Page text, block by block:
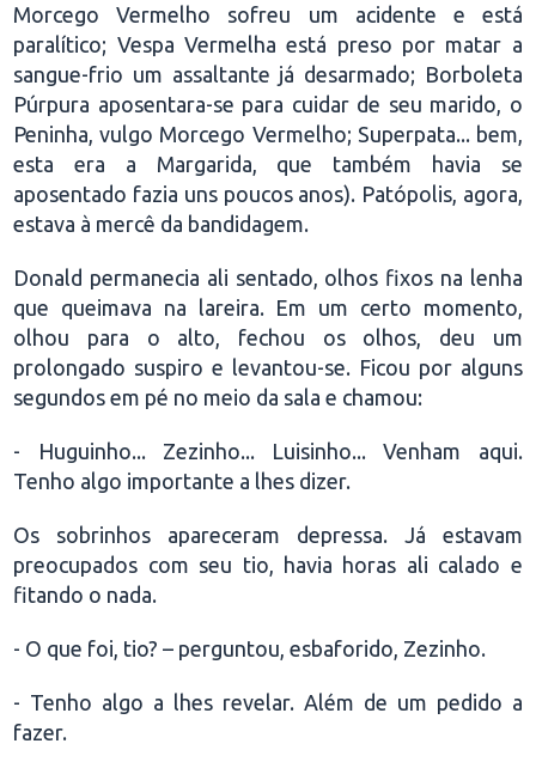
Morcego Vermelho sofreu um acidente e está
paralítico; Vespa Vermelha está preso por matar a
sangue-frio um assaltante já desarmado; Borboleta
Púrpura aposentara-se para cuidar de seu marido, o
Peninha, vulgo Morcego Vermelho; Superpata... bem,
esta era a Margarida, que também havia se
aposentado fazia uns poucos anos). Patópolis, agora,
estava à mercê da bandidagem.
Donald permanecia ali sentado, olhos fixos na lenha
que queimava na lareira. Em um certo momento,
olhou para o alto, fechou os olhos, deu um
prolongado suspiro e levantou-se. Ficou por alguns
segundos em pé no meio da sala e chamou:
- Huguinho... Zezinho... Luisinho... Venham aqui.
Tenho algo importante a lhes dizer.
Os sobrinhos apareceram depressa. Já estavam
preocupados com seu tio, havia horas ali calado e
fitando o nada.
- O que foi, tio? – perguntou, esbaforido, Zezinho.
- Tenho algo a lhes revelar. Além de um pedido a
fazer.